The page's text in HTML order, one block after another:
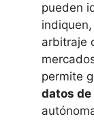
pueden
arbitraje
permite
datos